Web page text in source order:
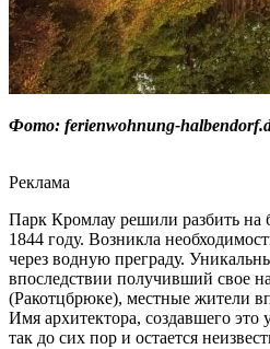
Фото: ferienwohnung-
Реклама
Парк Кромлау решили разбить на
1844 году. Возникла
через водную преграду.
впоследствии получивший свое
(Ракотцбрюке), местные жители
Имя архитектора, создавшего это
так до сих пор и остается